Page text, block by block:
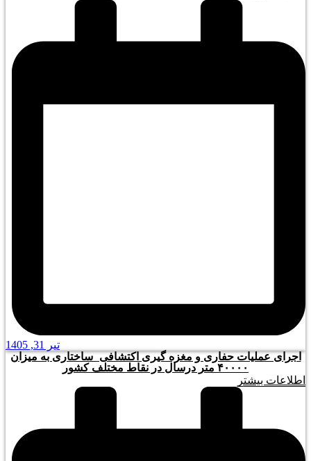
تیر 31, 1405
اجرای عملیات حفاری و مغزه گیری اکتشافی_ساختاری به میزان
۴۰۰۰۰ متر درسال در نقاط مختلف کشور
اطلاعات بیشتر